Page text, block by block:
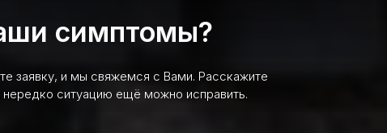
симптомы?
заявку, и мы свяжемся с Вами. Расскажите
ситуацию ещё можно исправить.